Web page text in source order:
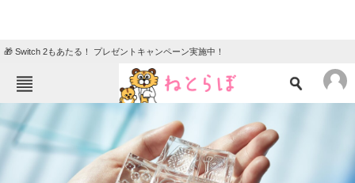
🎁 Switch 2もあたる！ プレゼントキャンペーン実施中！
ねとらぼメニュー
TOP ニュース
クイズ